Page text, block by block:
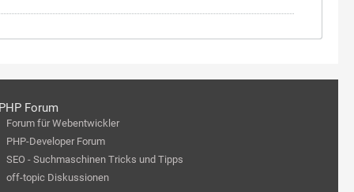
Forum
Forum für Webentwickler
PHP-Developer Forum
SEO - Suchmaschinen Tricks und Tipps
off-topic Diskussionen